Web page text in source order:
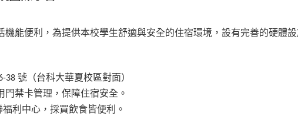
能便利，為提供本校學生舒適與安全的住宿環境，設有完善的硬體
38 號（台科大華夏校區對面）
門禁卡管理，保障住宿安全。
利中心，採買飲食皆便利。